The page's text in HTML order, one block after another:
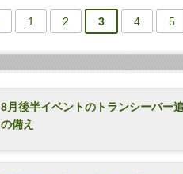
1 2 3 4 5
8月後半イベントのトランシーバー
の備え